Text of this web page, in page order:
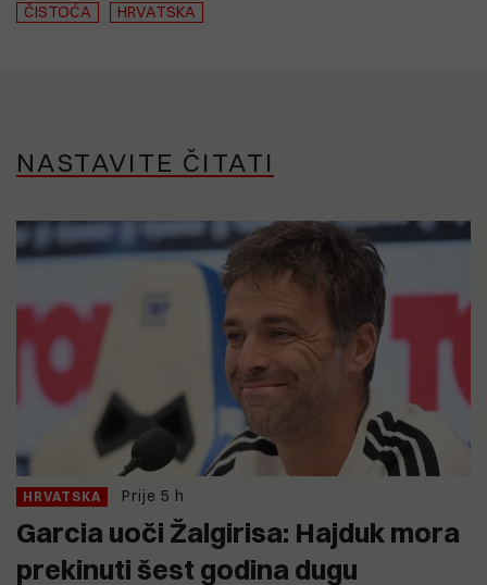
ČISTOĆA HRVATSKA
NASTAVITE ČITATI
HRVATSKA Prije 5 h
Garcia uoči Žalgirisa: Hajduk mora
prekinuti šest godina dugu